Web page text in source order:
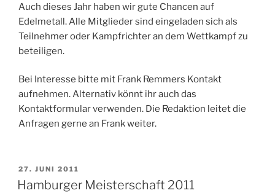
Auch dieses Jahr haben wir gute Chancen auf
Edelmetall. Alle Mitglieder sind eingeladen sich als
Teilnehmer oder Kampfrichter an dem Wettkampf zu
beteiligen.
Bei Interesse bitte mit Frank Remmers Kontakt
aufnehmen. Alternativ könnt ihr auch das
Kontaktformular verwenden. Die Redaktion leitet die
Anfragen gerne an Frank weiter.
VERÖFFENTLICHT
AM
27. JUNI 2011
Hamburger Meisterschaft 2011